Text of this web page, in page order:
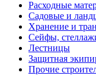
Расходные
Садовые и
Хранение и
Сейфы,
Лестницы
Защитная
Прочие